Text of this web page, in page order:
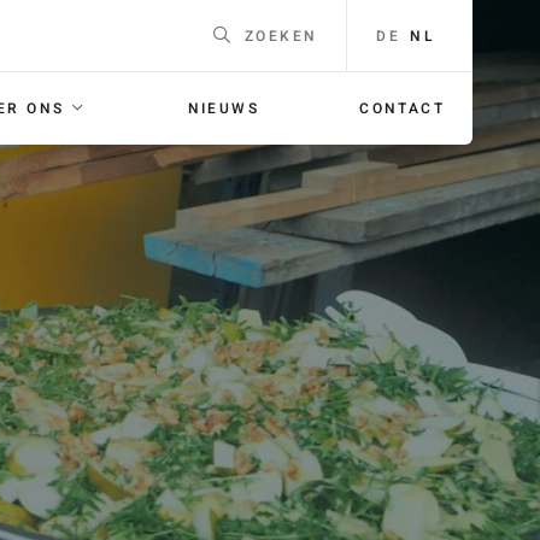
voor je
met
*
E-mailadres*
Telefoonnummer
ZOEKEN DE NL
ONS NIEUWS CONTACT